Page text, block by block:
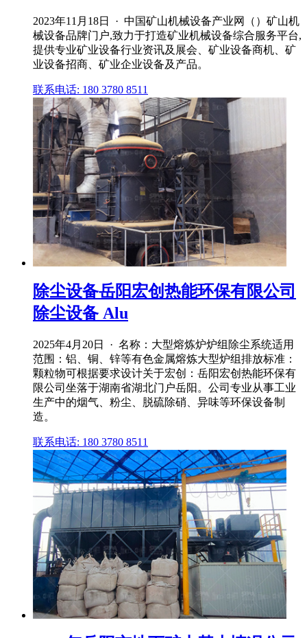
2023年11月18日 · 中国矿山机械设备产业网（）矿山机
械设备品牌门户,致力于打造矿业机械设备综合服务平台,
提供专业矿业设备行业资讯及展会、矿业设备商机、矿
业设备招商、矿业企业设备及产品。
联系电话: 180 3780 8511
除尘设备岳阳宏创热能环保有限公司
除尘设备 Alu
2025年4月20日 · 名称：大型熔炼炉炉组除尘系统适用
范围：铝、铜、锌等有色金属熔炼大型炉组排放标准：
颗粒物可根据要求设计关于宏创：岳阳宏创热能环保有
限公司坐落于湖南省湖北门户岳阳。公司专业从事工业
生产中的烟气、粉尘、脱硫除硝、异味等环保设备制
造。
联系电话: 180 3780 8511